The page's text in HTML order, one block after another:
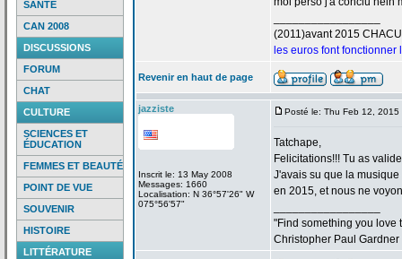
SANTÉ
CAN 2008
DISCUSSIONS
FORUM
CHAT
CULTURE
SCIENCES ET
ÉDUCATION
FEMMES ET BEAUTÉ
POINT DE VUE
SOUVENIR
HISTOIRE
LITTÉRATURE
(2011)avant 2015
les euros font fonctionner
Revenir en haut de page
jazziste
Inscrit le: 13 May 2008
Messages: 1660
Localisation: N 36°57'26" W
075°56'57"
Posté le: Thu Feb 12, 2015
Tatchape,
Felicitations!!! Tu as
J'avais su que la musique
en 2015, et nous ne
"Find something you love
Christopher Paul Gardner